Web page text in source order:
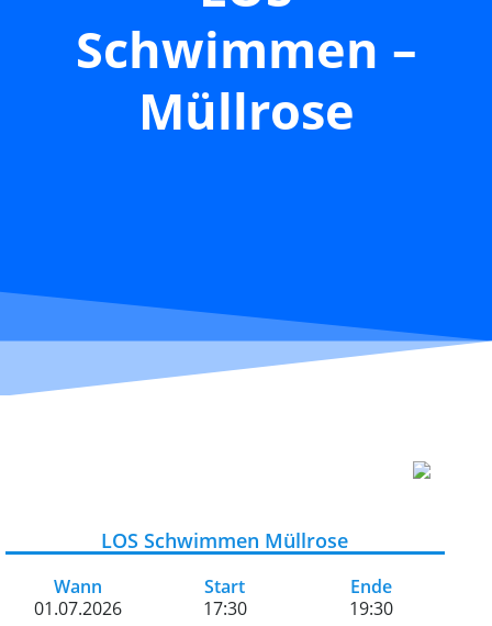
Schwimmen –
Müllrose
LOS Schwimmen Müllrose
Wann
01.07.2026
Start
17:30
Ende
19:30